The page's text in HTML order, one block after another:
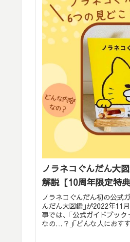
ノラネコぐんだん大
解説【10周年限定特
ノラネコぐんだん初の公式
んだん大図鑑｣が2022年11
事では、｢公式ガイドブッ
なの…？｣｢どんな人におす